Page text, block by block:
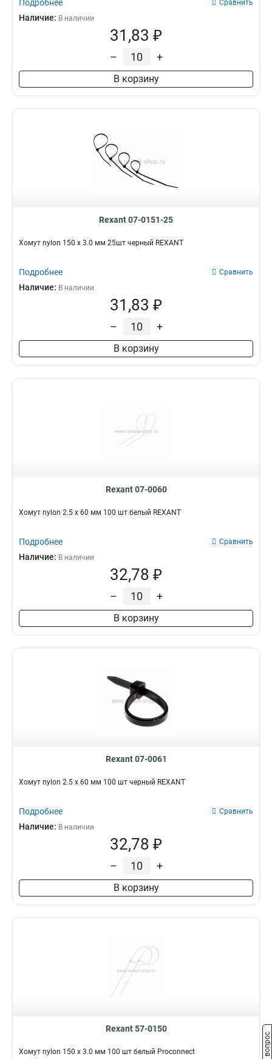
Подробнее Сравнить
Наличие: В наличии
31,83 ₽
– +
В корзину
Rexant 07-0151-25
Хомут nylon 150 х 3.0 мм 25шт черный REXANT
Подробнее Сравнить
Наличие: В наличии
31,83 ₽
– +
В корзину
Rexant 07-0060
Хомут nylon 2.5 х 60 мм 100 шт белый REXANT
Подробнее Сравнить
Наличие: В наличии
32,78 ₽
– +
В корзину
Rexant 07-0061
Хомут nylon 2.5 х 60 мм 100 шт черный REXANT
Подробнее Сравнить
Наличие: В наличии
32,78 ₽
– +
В корзину
Rexant 57-0150
Хомут nylon 150 х 3.0 мм 100 шт белый Proconnect